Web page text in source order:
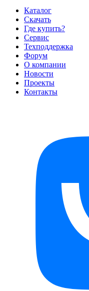
Каталог
Скачать
Где купить?
Сервис
Техподдержка
Форум
О компании
Новости
Проекты
Контакты